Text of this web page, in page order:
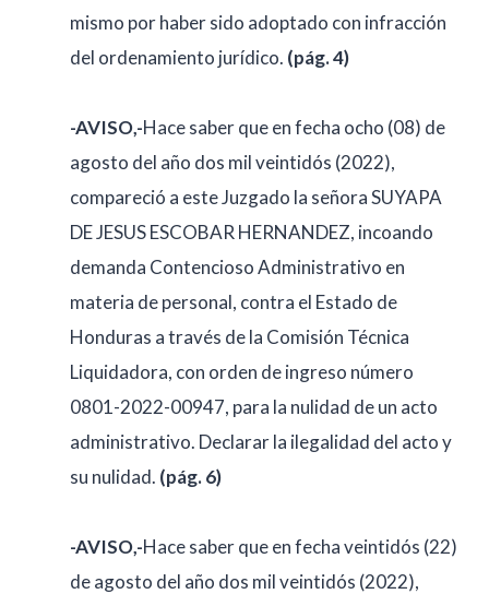
mismo por haber sido adoptado con infracción
del ordenamiento jurídico. (pág. 4)
-AVISO,-Hace saber que en fecha ocho (08) de
agosto del año dos mil veintidós (2022),
compareció a este Juzgado la señora SUYAPA
DE JESUS ESCOBAR HERNANDEZ, incoando
demanda Contencioso Administrativo en
materia de personal, contra el Estado de
Honduras a través de la Comisión Técnica
Liquidadora, con orden de ingreso número
0801-2022-00947, para la nulidad de un acto
administrativo. Declarar la ilegalidad del acto y
su nulidad. (pág. 6)
-AVISO,-Hace saber que en fecha veintidós (22)
de agosto del año dos mil veintidós (2022),